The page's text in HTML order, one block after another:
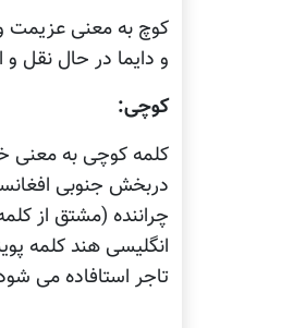
کوچ به معنی عزیمت
و دایما در حال نقل و
کوچی:
کلمه کوچی به
دربخش جنوبی
چراننده (مشتق از
انگلیسی هند کلمه
تاجر استافاده می